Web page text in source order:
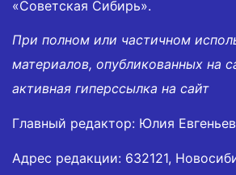
«Советская Сибирь».
При полном или частичном
материалов, опубликованных на
активная гиперссылка на сайт
Главный редактор: Юлия
Адрес редакции: 632121,